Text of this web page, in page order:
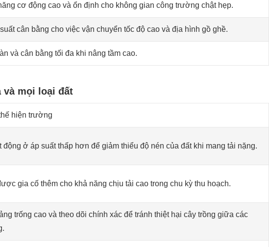
cơ động cao và ổn định cho không gian công trường chật hẹp.
cân bằng cho việc vận chuyển tốc độ cao và địa hình gồ ghề.
và cân bằng tối đa khi nâng tầm cao.
và mọi loại đất
hiện trường
động ở áp suất thấp hơn để giảm thiểu độ nén của đất khi mang tải nặng.
gia cố thêm cho khả năng chịu tải cao trong chu kỳ thu hoạch.
trống cao và theo dõi chính xác để tránh thiệt hại cây trồng giữa các